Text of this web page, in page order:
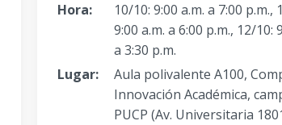
Hora:
10/10: 9:00 a.m. a 7:00 p.m.,
9:00 a.m. a 6:00 p.m., 12/10:
a 3:30 p.m.
Lugar:
Aula polivalente A100,
Innovación Académica,
PUCP (Av. Universitaria